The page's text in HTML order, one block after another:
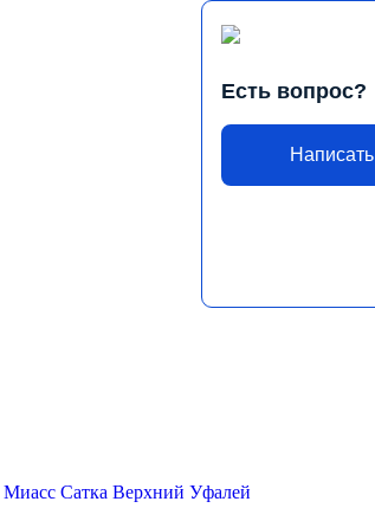
Есть вопрос?
Написать
Миасс Сатка Верхний Уфалей